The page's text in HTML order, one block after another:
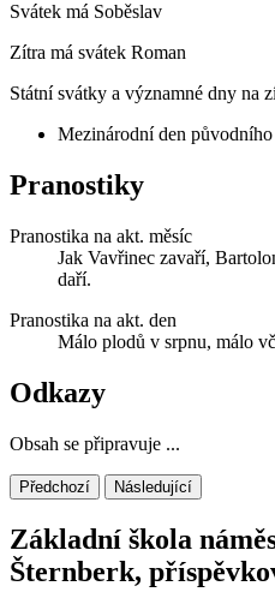
Svátek má Soběslav
Zítra má svátek Roman
Státní svátky a významné dny na
Mezinárodní den
Pranostiky
Pranostika na akt. měsíc
Jak Vavřinec zavaří,
daří.
Pranostika na akt. den
Málo plodů v srpnu, málo
Odkazy
Obsah se připravuje ...
Předchozí Následující
Základní škola
Šternberk,